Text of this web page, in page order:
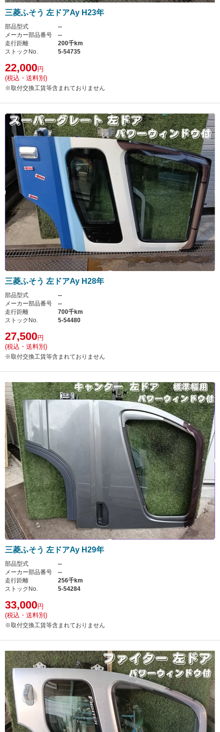
三菱ふそう 左ドアAy H23年
部品型式
--
メーカー部品番号
--
走行距離
200千km
ストックNo.
5-54735
22,000円
(税込・送料別)
※取付交換工賃等含まれておりません
三菱ふそう 左ドアAy H28年
部品型式
--
メーカー部品番号
--
走行距離
700千km
ストックNo.
5-54480
27,500円
(税込・送料別)
※取付交換工賃等含まれておりません
三菱ふそう 左ドアAy H29年
部品型式
--
メーカー部品番号
--
走行距離
256千km
ストックNo.
5-54284
33,000円
(税込・送料別)
※取付交換工賃等含まれておりません